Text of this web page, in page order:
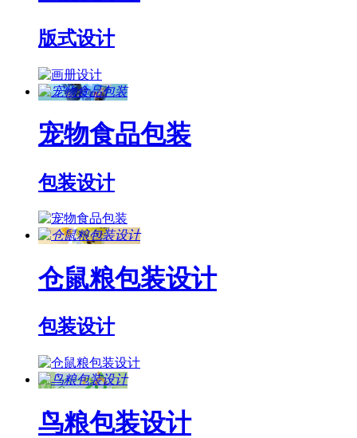
版式设计
宠物食品包装
包装设计
仓鼠粮包装设计
包装设计
鸟粮包装设计